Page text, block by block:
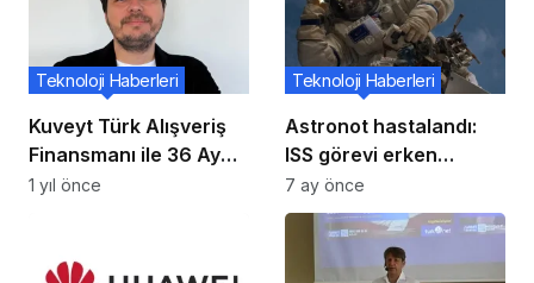
Kuveyt Türk Alışveriş
Finansmanı ile 36 Ay
Taksit
Teknoloji Haberleri
1 yıl önce
Astronot hastalandı:
ISS görevi erken
sonlandırılma ihtimali
Teknoloji Haberleri
7 ay önce